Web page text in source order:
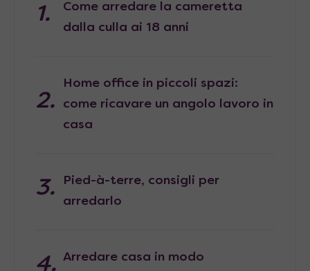
Come arredare la cameretta
dalla culla ai 18 anni
Home office in piccoli spazi:
come ricavare un angolo lavoro in
casa
Pied-à-terre, consigli per
arredarlo
Arredare casa in modo